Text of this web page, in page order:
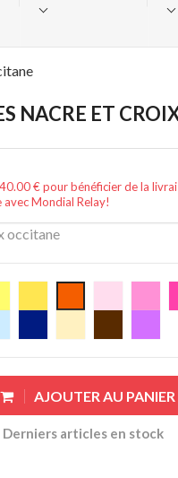
NACRE ET
€ pour bénéficier de la
avec Mondial Relay!
occitane
AJOUTER AU PANIER
Derniers articles en stock